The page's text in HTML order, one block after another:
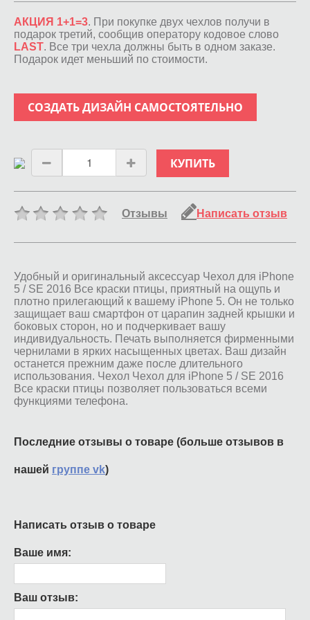
АКЦИЯ 1+1=3. При покупке двух чехлов получи в
подарок третий, сообщив оператору кодовое слово
LAST. Все три чехла должны быть в одном заказе.
Подарок идет меньший по стоимости.
СОЗДАТЬ ДИЗАЙН САМОСТОЯТЕЛЬНО
КУПИТЬ
Отзывы Написать отзыв
Удобный и оригинальный аксессуар Чехол для iPhone
5 / SE 2016 Все краски птицы, приятный на ощупь и
плотно прилегающий к вашему iPhone 5. Он не только
защищает ваш смартфон от царапин задней крышки и
боковых сторон, но и подчеркивает вашу
индивидуальность. Печать выполняется фирменными
чернилами в ярких насыщенных цветах. Ваш дизайн
останется прежним даже после длительного
использования. Чехол Чехол для iPhone 5 / SE 2016
Все краски птицы позволяет пользоваться всеми
функциями телефона.
Последние отзывы о товаре (больше отзывов в
нашей группе vk)
Написать отзыв о товаре
Ваше имя:
Ваш отзыв: